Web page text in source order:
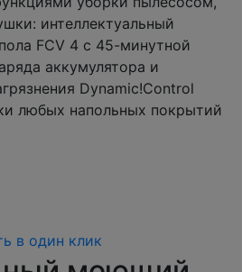
интеллектуальный
FCV 4 с 45-минутной
аккумулятора и
Dynamic!Control
любых напольных покрытий
в один клик